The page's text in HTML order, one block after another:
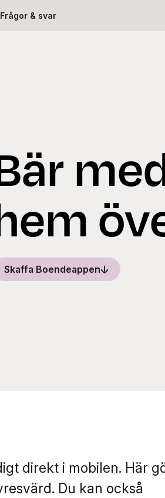
Frågor & svar
Skaffa Boendeappen
direkt i mobilen. Här
Du kan också